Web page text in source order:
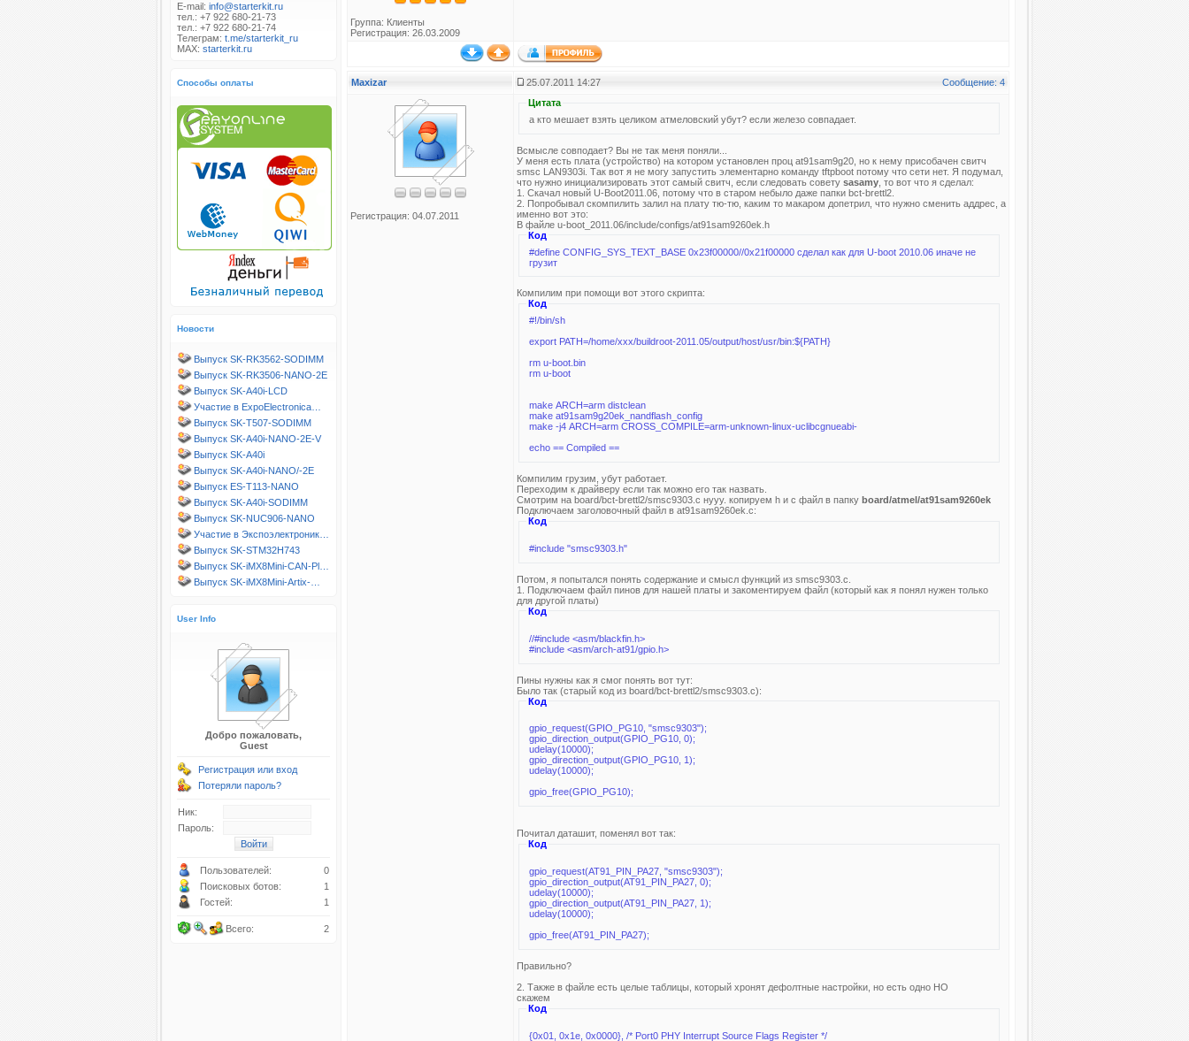
E-mail: info@starterkit.ru
тел.: +7 922 680-21-73
тел.: +7 922 680-21-74
Телеграм: t.me/starterkit_ru
MAX: starterkit.ru
Способы оплаты
Новости
Выпуск SK-RK3562-SODIMM
Выпуск SK-RK3506-NANO-2E
Выпуск SK-A40i-LCD
Участие в ExpoElectronica…
Выпуск SK-T507-SODIMM
Выпуск SK-A40i-NANO-2E-V
Выпуск SK-A40i
Выпуск SK-A40i-NANO/-2E
Выпуск ES-T113-NANO
Выпуск SK-A40i-SODIMM
Выпуск SK-NUC906-NANO
Участие в Экспоэлектроник…
Выпуск SK-STM32H743
Выпуск SK-iMX8Mini-CAN-Pl…
Выпуск SK-iMX8Mini-Artix-…
User Info
Добро пожаловать,
Guest
Регистрация или вход
Потеряли пароль?
Ник:
Пароль:
Пользователей:
0
Поисковых ботов:
1
Гостей:
1
Всего: 2
Группа: Клиенты
Регистрация: 26.03.2009
Maxizar 25.07.2011 14:27 Сообщение: 4
Регистрация: 04.07.2011
Цитата
а кто мешает взять целиком атмеловский убут? если железо совпадает.
Всмысле совподает? Вы не так меня поняли...
У меня есть плата (устройство) на котором установлен проц at91sam9g20, но к нему присобачен свитч
smsc LAN9303i. Так вот я не могу запустить элементарно команду tftpboot потому что сети нет. Я подумал,
что нужно инициализировать этот самый свитч, если следовать совету sasamy , то вот что я сделал:
1. Скачал новый U-Boot2011.06, потому что в старом небыло даже папки bct-brettl2.
2. Попробывал скомпилить залил на плату тю-тю, каким то макаром допетрил, что нужно сменить аддрес, а
именно вот это:
В файле u-boot_2011.06/include/configs/at91sam9260ek.h
Код
#define CONFIG_SYS_TEXT_BASE 0x23f00000//0x21f00000 сделал как для U-boot 2010.06 иначе не
грузит
Компилим при помощи вот этого скрипта:
Код
#!/bin/sh
export PATH=/home/xxx/buildroot-2011.05/output/host/usr/bin:${PATH}
rm u-boot.bin
rm u-boot
make ARCH=arm distclean
make at91sam9g20ek_nandflash_config
make -j4 ARCH=arm CROSS_COMPILE=arm-unknown-linux-uclibcgnueabi-
echo == Compiled ==
Компилим грузим, убут работает.
Переходим к драйверу если так можно его так назвать.
Смотрим на board/bct-brettl2/smsc9303.c нууу. копируем h и c файл в папку board/atmel/at91sam9260ek
Подключаем заголовочный файл в at91sam9260ek.c:
Код
#include "smsc9303.h"
Потом, я попытался понять содержание и смысл функций из smsc9303.с.
1. Подключаем файл пинов для нашей платы и закоментируем файл (который как я понял нужен только
для другой платы)
Код
//#include <asm/blackfin.h>
#include <asm/arch-at91/gpio.h>
Пины нужны как я смог понять вот тут:
Было так (старый код из board/bct-brettl2/smsc9303.c):
Код
gpio_request(GPIO_PG10, "smsc9303");
gpio_direction_output(GPIO_PG10, 0);
udelay(10000);
gpio_direction_output(GPIO_PG10, 1);
udelay(10000);
gpio_free(GPIO_PG10);
Почитал даташит, поменял вот так:
Код
gpio_request(AT91_PIN_PA27, "smsc9303");
gpio_direction_output(AT91_PIN_PA27, 0);
udelay(10000);
gpio_direction_output(AT91_PIN_PA27, 1);
udelay(10000);
gpio_free(AT91_PIN_PA27);
Правильно?
2. Также в файле есть целые таблицы, который хронят дефолтные настройки, но есть одно НО
скажем
Код
{0x01, 0x1e, 0x0000}, /* Port0 PHY Interrupt Source Flags Register */